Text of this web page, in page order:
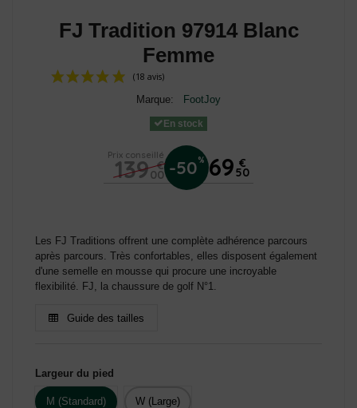
FJ Tradition 97914 Blanc
Femme
(18 avis)
Marque: FootJoy
En stock
Prix conseillé
139 €
00 -50% 69 €
50
Les FJ Traditions offrent une complète adhérence parcours
après parcours. Très confortables, elles disposent également
d'une semelle en mousse qui procure une incroyable
flexibilité. FJ, la chaussure de golf N°1.
Guide des tailles
Largeur du pied
M (Standard) W (Large)